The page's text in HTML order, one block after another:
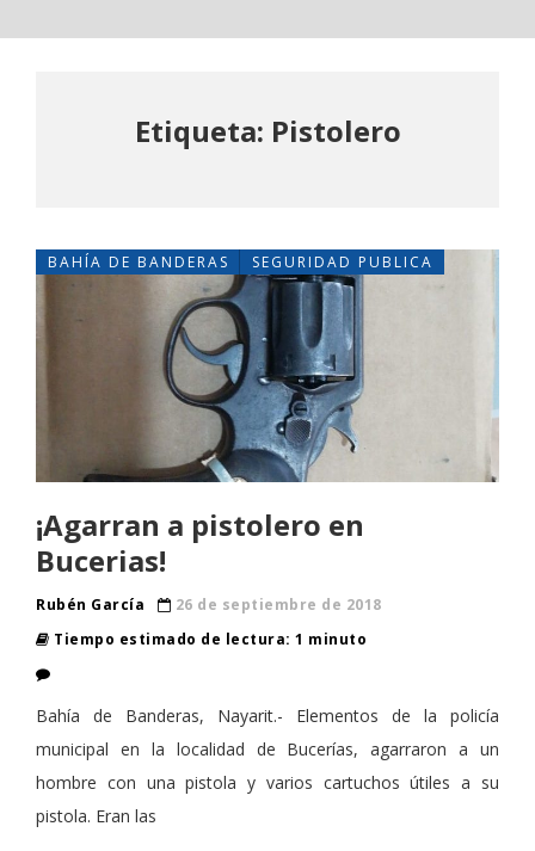
Etiqueta: Pistolero
BAHÍA DE BANDERAS SEGURIDAD PUBLICA
¡Agarran a pistolero en
Bucerias!
Rubén García
26 de septiembre de 2018
Tiempo estimado de lectura: 1 minuto
Bahía de Banderas, Nayarit.- Elementos de la policía
municipal en la localidad de Bucerías, agarraron a un
hombre con una pistola y varios cartuchos útiles a su
pistola. Eran las